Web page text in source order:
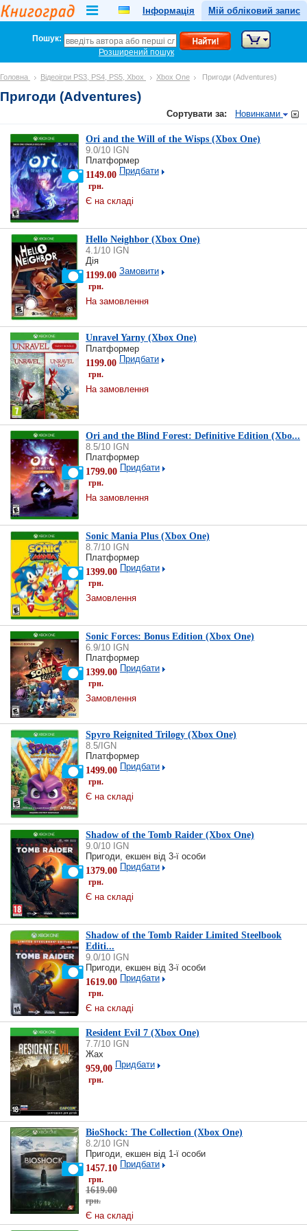
Інформація Мій обліковий запис
Пошук:
Розширений пошук
Головна Відеоігри PS3, PS4, PS5, Xbox Xbox One Пригоди (Adventures)
Пригоди (Adventures)
Сортувати за: Новинками
Ori and the Will of the Wisps (Xbox One)
9.0/10 IGN
Платформер
1149.00
грн.
Придбати
Є на складі
Hello Neighbor (Xbox One)
4.1/10 IGN
Дія
1199.00
грн.
Замовити
На замовлення
Unravel Yarny (Xbox One)
Платформер
1199.00
грн.
Придбати
На замовлення
Ori and the Blind Forest: Definitive Edition (Xbo...
8.5/10 IGN
Платформер
1799.00
грн.
Придбати
На замовлення
Sonic Mania Plus (Xbox One)
8.7/10 IGN
Платформер
1399.00
грн.
Придбати
Замовлення
Sonic Forces: Bonus Edition (Xbox One)
6.9/10 IGN
Платформер
1399.00
грн.
Придбати
Замовлення
Spyro Reignited Trilogy (Xbox One)
8.5/IGN
Платформер
1499.00
грн.
Придбати
Є на складі
Shadow of the Tomb Raider (Xbox One)
9.0/10 IGN
Пригоди, екшен від 3-ї особи
1379.00
грн.
Придбати
Є на складі
Shadow of the Tomb Raider Limited Steelbook
Editi...
9.0/10 IGN
Пригоди, екшен від 3-ї особи
1619.00
грн.
Придбати
Є на складі
Resident Evil 7 (Xbox One)
7.7/10 IGN
Жах
959,00
грн.
Придбати
BioShock: The Collection (Xbox One)
8.2/10 IGN
Пригоди, екшен від 1-ї особи
1457.10
грн.
1619.00
грн.
Придбати
Є на складі